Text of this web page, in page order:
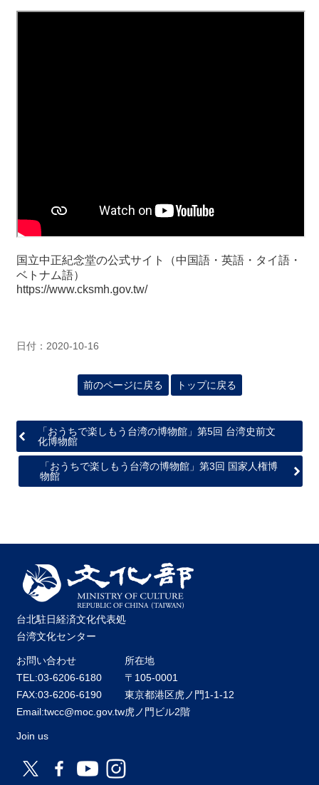
イ
国立中正紀念堂の公式サイト（中国語・英語・タイ語・
ベトナム語）
https://www.cksmh.gov.tw/
日付：2020-10-16
前のページに戻る トップに戻る
「おうちで楽しもう台湾の博物館」第5回 台湾史前文
化博物館
「おうちで楽しもう台湾の博物館」第3回 国家人権博
物館
台北駐日経済文化代表処
台湾文化センター
お問い合わせ
TEL:03-6206-6180
FAX:03-6206-6190
Email:twcc@moc.gov.tw
所在地
〒105-0001
東京都港区虎ノ門1-1-12
虎ノ門ビル2階
Join us